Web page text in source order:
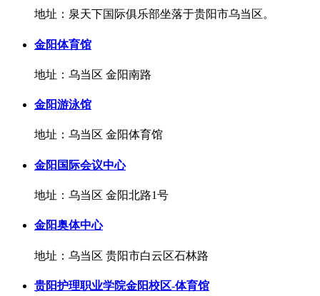
地址：泉天下国际俱乐部坐落于贵阳市乌当区。
金阳体育馆
地址：乌当区 金阳南路
金阳游泳馆
地址：乌当区 金阳体育馆
金阳国际会议中心
地址：乌当区 金阳北路1号
金阳奥体中心
地址：乌当区 贵阳市白云区石林路
贵阳护理职业学院金阳校区-体育馆